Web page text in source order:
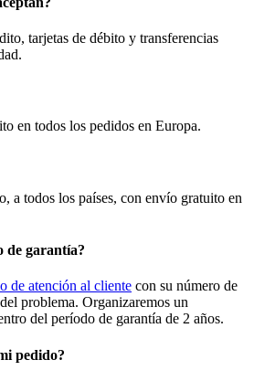
tarjetas de débito y transferencias
en todos los pedidos en Europa.
a todos los países, con envío gratuito en
de garantía?
de atención al cliente con su número de
problema. Organizaremos un
del período de garantía de 2 años.
pedido?